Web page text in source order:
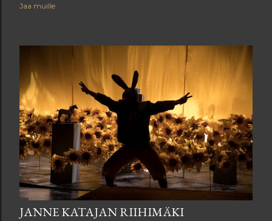
Jaa muille
JANNE KATAJAN RIIHIMÄKI